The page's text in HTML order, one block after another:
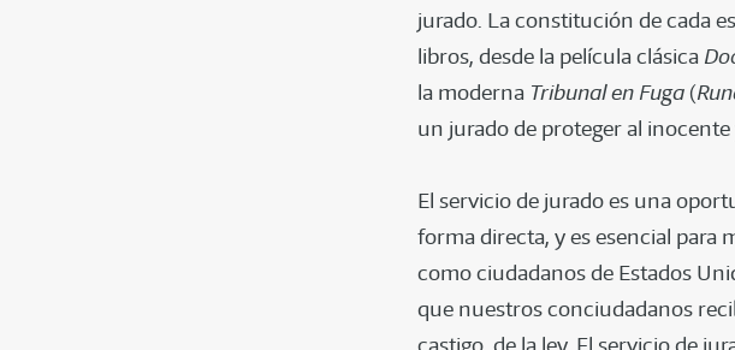
jurado. La constitución de cada
libros, desde la película clásica
la moderna Tribunal en Fuga (
un jurado de proteger al
El servicio de jurado es una
forma directa, y es esencial para
como ciudadanos de Estados
que nuestros conciudadanos